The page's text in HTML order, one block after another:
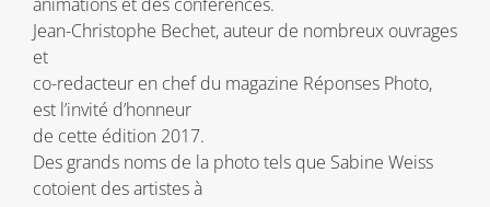
Jean-Christophe Bechet, auteur de nombreux ouvrages
et
co-redacteur en chef du magazine Réponses Photo,
est l’invité d’honneur
de cette édition 2017.
Des grands noms de la photo tels que Sabine Weiss
cotoient des artistes à